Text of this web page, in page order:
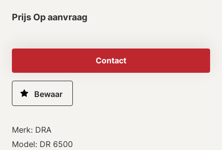
Prijs Op aanvraag
Contact
Merk: DRA
Model: DR 6500